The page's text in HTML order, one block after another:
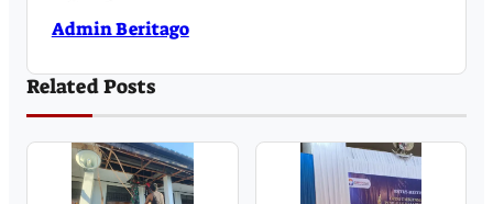
Admin Beritago
Related Posts